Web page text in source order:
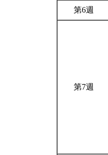
第6週
第7週